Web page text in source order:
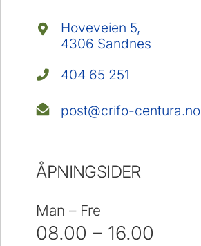
Hoveveien 5,
4306 Sandnes
404 65 251
post@crifo-centura.no
ÅPNINGSIDER
Man – Fre
08.00 – 16.00